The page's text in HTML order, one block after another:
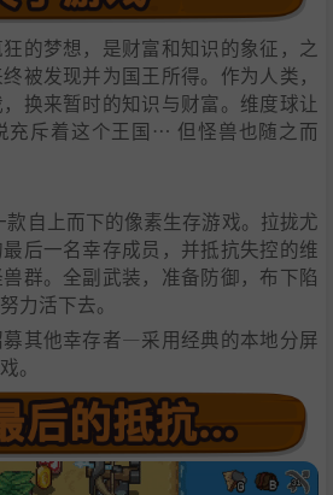
的梦想，是财富和知识的象征，之
被发现并为国王所得。作为人类，
换来暂时的知识与财富。维度球让
充斥着这个王国… 但怪兽也随之而
自上而下的像素生存游戏。拉拢尤
后一名幸存成员，并抵抗失控的维
群。全副武装，准备防御，布下陷
力活下去。
其他幸存者—采用经典的本地分屏
。